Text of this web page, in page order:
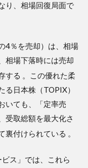
り、相場回復局面で
4％を売却）は、相場
相場下落時には売却
する 。この優れた柔
る日本株（TOPIX）
いても、「定率売
受取総額を最大化さ
裏付けられている 。
ス」では、これら